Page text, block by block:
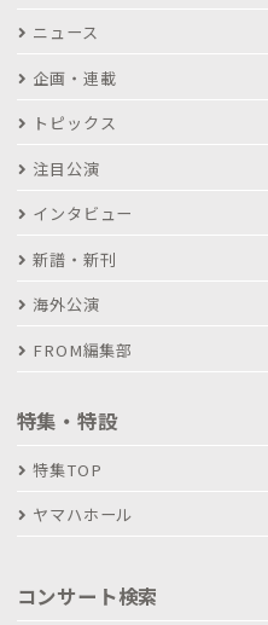
ニュース
企画・連載
トピックス
注目公演
インタビュー
新譜・新刊
海外公演
FROM編集部
特集・特設
特集TOP
ヤマハホール
コンサート検索